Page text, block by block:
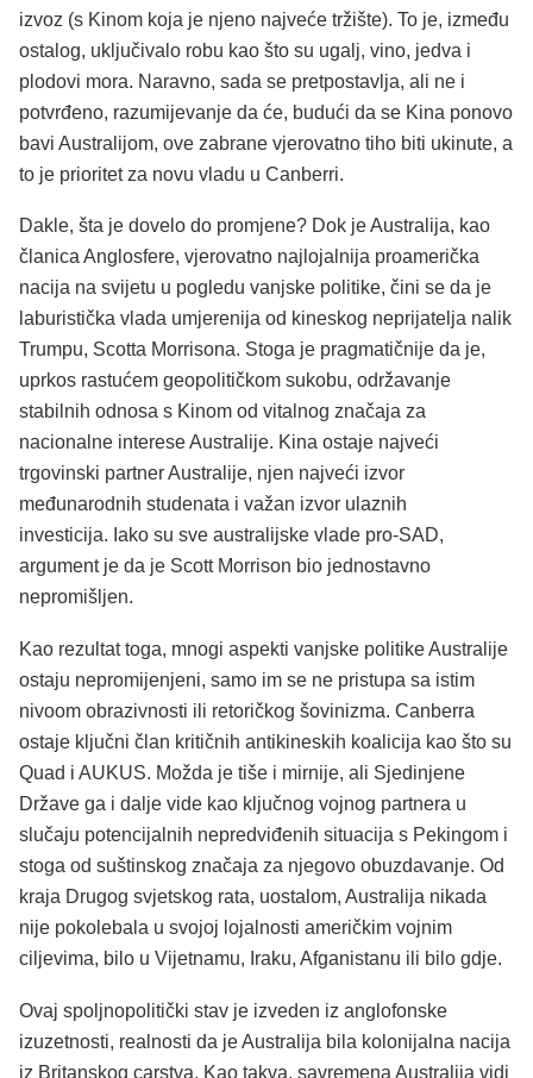
izvoz (s Kinom koja je njeno najveće tržište). To je, između
ostalog, uključivalo robu kao što su ugalj, vino, jedva i
plodovi mora. Naravno, sada se pretpostavlja, ali ne i
potvrđeno, razumijevanje da će, budući da se Kina ponovo
bavi Australijom, ove zabrane vjerovatno tiho biti ukinute, a
to je prioritet za novu vladu u Canberri.
Dakle, šta je dovelo do promjene? Dok je Australija, kao
članica Anglosfere, vjerovatno najlojalnija proamerička
nacija na svijetu u pogledu vanjske politike, čini se da je
laburistička vlada umjerenija od kineskog neprijatelja nalik
Trumpu, Scotta Morrisona. Stoga je pragmatičnije da je,
uprkos rastućem geopolitičkom sukobu, održavanje
stabilnih odnosa s Kinom od vitalnog značaja za
nacionalne interese Australije. Kina ostaje najveći
trgovinski partner Australije, njen najveći izvor
međunarodnih studenata i važan izvor ulaznih
investicija. Iako su sve australijske vlade pro-SAD,
argument je da je Scott Morrison bio jednostavno
nepromišljen.
Kao rezultat toga, mnogi aspekti vanjske politike Australije
ostaju nepromijenjeni, samo im se ne pristupa sa istim
nivoom obrazivnosti ili retoričkog šovinizma. Canberra
ostaje ključni član kritičnih antikineskih koalicija kao što su
Quad i AUKUS. Možda je tiše i mirnije, ali Sjedinjene
Države ga i dalje vide kao ključnog vojnog partnera u
slučaju potencijalnih nepredviđenih situacija s Pekingom i
stoga od suštinskog značaja za njegovo obuzdavanje. Od
kraja Drugog svjetskog rata, uostalom, Australija nikada
nije pokolebala u svojoj lojalnosti američkim vojnim
ciljevima, bilo u Vijetnamu, Iraku, Afganistanu ili bilo gdje.
Ovaj spoljnopolitički stav je izveden iz anglofonske
izuzetnosti, realnosti da je Australija bila kolonijalna nacija
iz Britanskog carstva. Kao takva, savremena Australija vidi